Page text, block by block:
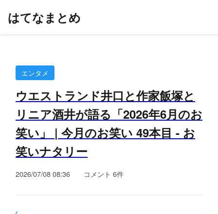
はてなまとめ
エンタメ
ウエストランド井口と作家飯塚と
リニア酒井が語る「2026年6月のお
笑い」 | 今月のお笑い 49本目 - お
笑いナタリー
2026/07/08 08:36 コメント 6件